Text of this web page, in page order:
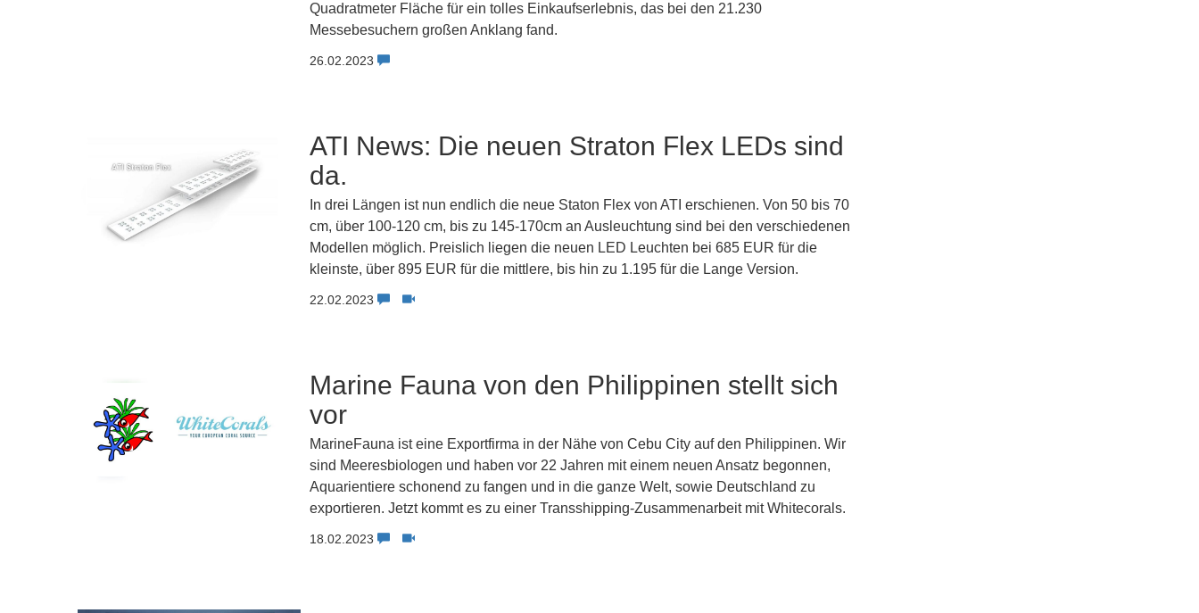
Quadratmeter Fläche für ein tolles Einkaufserlebnis, das bei den 21.230
Messebesuchern großen Anklang fand.
26.02.2023
ATI News: Die neuen Straton Flex LEDs sind
da.
In drei Längen ist nun endlich die neue Staton Flex von ATI erschienen. Von 50 bis 70
cm, über 100-120 cm, bis zu 145-170cm an Ausleuchtung sind bei den verschiedenen
Modellen möglich. Preislich liegen die neuen LED Leuchten bei 685 EUR für die
kleinste, über 895 EUR für die mittlere, bis hin zu 1.195 für die Lange Version.
22.02.2023
Marine Fauna von den Philippinen stellt sich
vor
MarineFauna ist eine Exportfirma in der Nähe von Cebu City auf den Philippinen. Wir
sind Meeresbiologen und haben vor 22 Jahren mit einem neuen Ansatz begonnen,
Aquarientiere schonend zu fangen und in die ganze Welt, sowie Deutschland zu
exportieren. Jetzt kommt es zu einer Transshipping-Zusammenarbeit mit Whitecorals.
18.02.2023